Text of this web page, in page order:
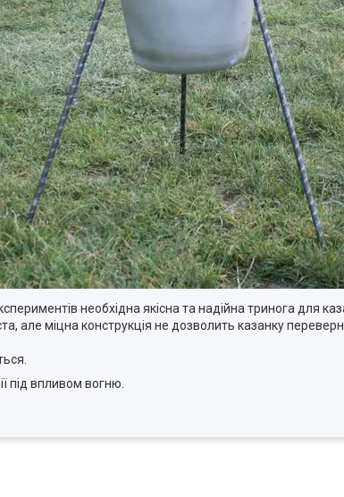
необхідна якісна та надійна тринога для
але міцна конструкція не дозволить казанку
під впливом вогню.